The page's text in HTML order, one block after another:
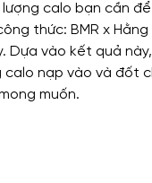
calo bạn cần
thức: BMR x Hằng
Dựa vào kết quả
calo nạp vào và đốt
muốn.